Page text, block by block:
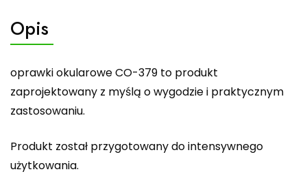
Opis
oprawki okularowe CO-379 to produkt
zaprojektowany z myślą o wygodzie i praktycznym
zastosowaniu.
Produkt został przygotowany do intensywnego
użytkowania.